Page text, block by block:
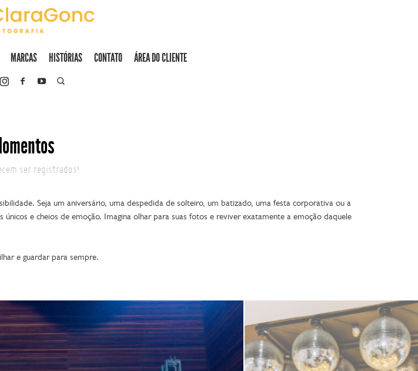
MARCAS HISTÓRIAS CONTATO ÁREA DO CLIENTE
ser registrados!
Seja um aniversário, uma despedida de solteiro, um batizado, uma festa corporativa ou a
e cheios de emoção. Imagina olhar para suas fotos e reviver exatamente a emoção daquele
e guardar para sempre.